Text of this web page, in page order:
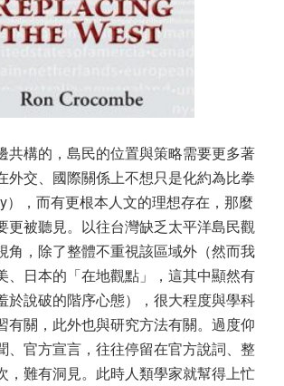
共構的，島民的位置與策略需要更多著
外交、國際關係上不想只是化約為比拳
），而有更根本人文的理想存在，那麼
更被聽見。以往台灣缺乏太平洋島民觀
角，除了整體不重視該區域外（然而我
、日本的「在地觀點」，這其中顯然有
於說破的階序心態），很大程度與學科
有關，此外也與研究方法有關。過度仰
、官方宣言，往往停留在官方說詞、整
，難有洞見。此時人類學家就幫得上忙